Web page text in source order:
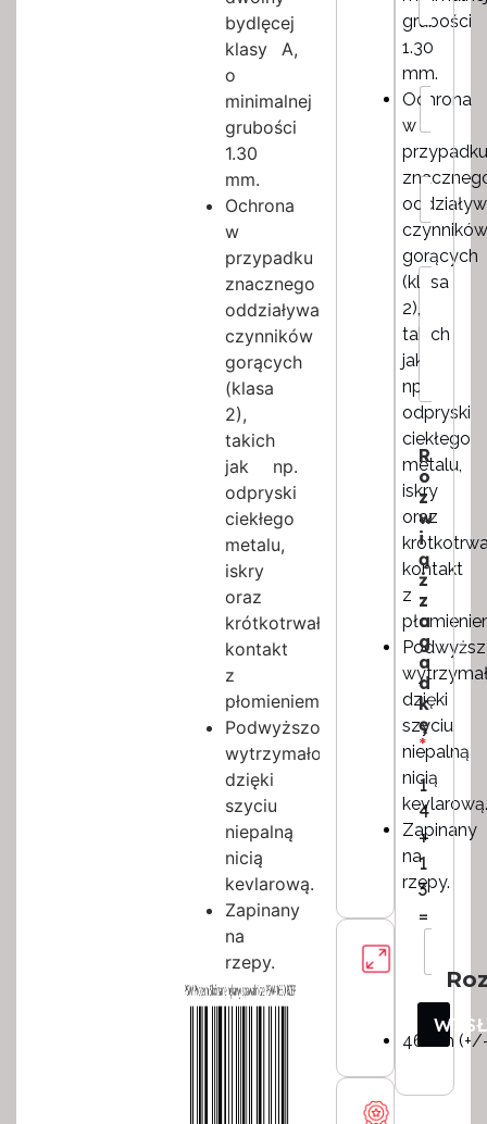
bydlęcej
klasy A,
o
minimalnej
grubości
1.30
mm.
Ochrona
w
przypadku
znacznego
oddziaływania
czynników
gorących
(klasa
2),
takich
jak np.
odpryski
ciekłego
metalu,
iskry
oraz
krótkotrwały
kontakt
z
płomieniem.
Podwyższona
wytrzymałość
dzięki
szyciu
niepalną
nicią
kevlarową.
Zapinany
na
rzepy.
grubości
1.30
mm.
Ochrona
w
przypadku
czynników
gorących
(klasa
2),
takich
jak
np.
odpryski
ciekłego
metalu,
iskry
oraz
kontakt
z
dzięki
szyciu
niepalną
nicią
kevlarową.
Zapinany
na
rzepy.
46 cm
z
w
s
k
o
*
w
i
s
k
o
a
i
l
*
R
z
m
i
a
r
*
I
l
o
ś
ć
*
W
a
d
o
m
o
s
c
*
R
o
z
w
i
ą
ż
z
a
g
a
d
k
ę
*
1
4
+
1
3
=